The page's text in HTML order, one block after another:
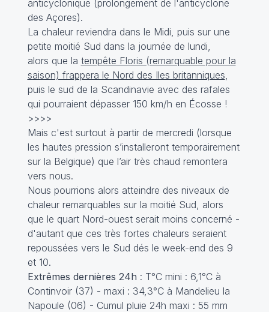
anticyclonique (prolongement de l'anticyclone
des Açores).
La chaleur reviendra dans le Midi, puis sur une
petite moitié Sud dans la journée de lundi,
alors que la tempête Floris (remarquable pour la
saison) frappera le Nord des Iles britanniques,
puis le sud de la Scandinavie avec des rafales
qui pourraient dépasser 150 km/h en Écosse !
>>>>
Mais c'est surtout à partir de mercredi (lorsque
les hautes pression s’installeront temporairement
sur la Belgique) que l’air très chaud remontera
vers nous.
Nous pourrions alors atteindre des niveaux de
chaleur remarquables sur la moitié Sud, alors
que le quart Nord-ouest serait moins concerné -
d'autant que ces très fortes chaleurs seraient
repoussées vers le Sud dés le week-end des 9
et 10.
Extrêmes dernières 24h : T°C mini : 6,1°C à
Continvoir (37) - maxi : 34,3°C à Mandelieu la
Napoule (06) - Cumul pluie 24h maxi : 55 mm